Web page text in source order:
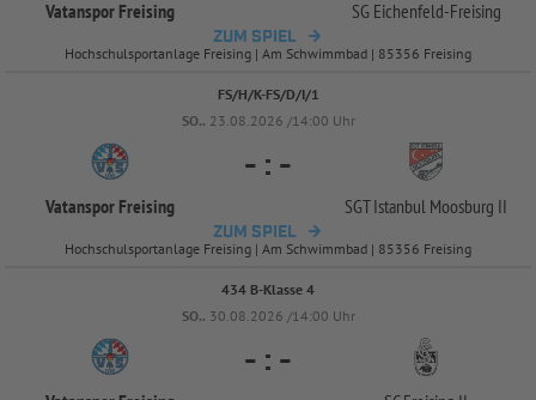
Vatanspor Freising SG Eichenfeld-Freising
ZUM SPIEL
Hochschulsportanlage Freising | Am Schwimmbad | 85356 Freising
FS/H/K-FS/D/I/1
SO.. 23.08.2026 /14:00 Uhr
Vatanspor Freising
- : -
SGT Istanbul Moosburg II
ZUM SPIEL
Hochschulsportanlage Freising | Am Schwimmbad | 85356 Freising
434 B-Klasse 4
SO.. 30.08.2026 /14:00 Uhr
- : -